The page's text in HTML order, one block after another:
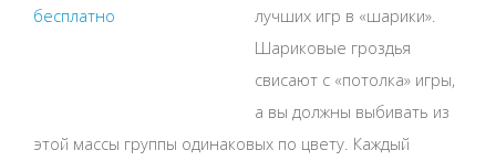
лучших игр в «шарики».
Шариковые гроздья
свисают с «потолка» игры,
а вы должны выбивать из
этой массы группы одинаковых по цвету. Каждый